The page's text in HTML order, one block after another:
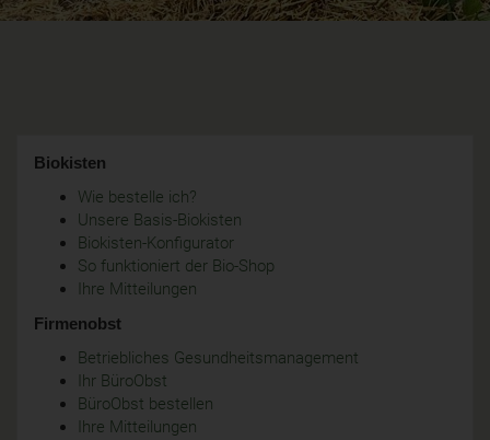
Biokisten
Wie bestelle ich?
Unsere Basis-Biokisten
Biokisten-Konfigurator
So funktioniert der Bio-Shop
Ihre Mitteilungen
Firmenobst
Betriebliches Gesundheitsmanagement
Ihr BüroObst
BüroObst bestellen
Ihre Mitteilungen